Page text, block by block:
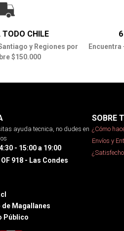
TODO CHILE
y Regiones por
$150.000
Encuentra
ayuda tecnica, no dudes en
- 15:00 a 19:00
918 - Las Condes
de Magallanes
Público
SOBRE
¿Cómo
Envíos y